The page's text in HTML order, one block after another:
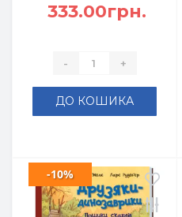
333.00грн.
- +
ДО КОШИКА
-10%